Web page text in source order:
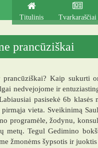
Titulinis Tvarkaraščiai
prancūziškai
Kaip sukurti
nedvejojome ir
pasisekė 6b
vieta. Sveikinimą
programėle, žodynu,
Tegul Gedimino
žmonėms šypsotis ir